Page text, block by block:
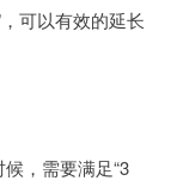
可以有效的延长
，需要满足“3